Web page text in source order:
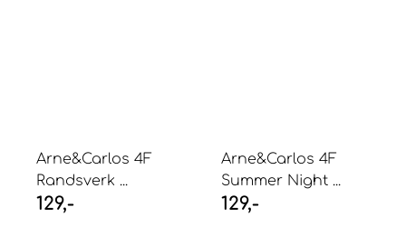
Arne&Carlos 4F
Randsverk ...
129,-
Arne&Carlos 4F
Summer Night ...
129,-